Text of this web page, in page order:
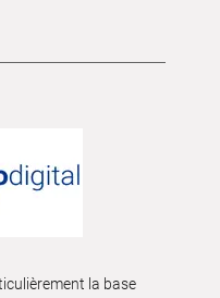
la base